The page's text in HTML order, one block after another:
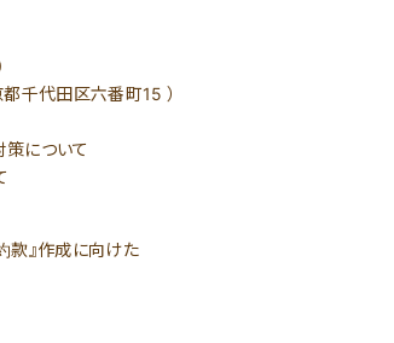
千代田区六番町15 ）
について
』作成に向けた